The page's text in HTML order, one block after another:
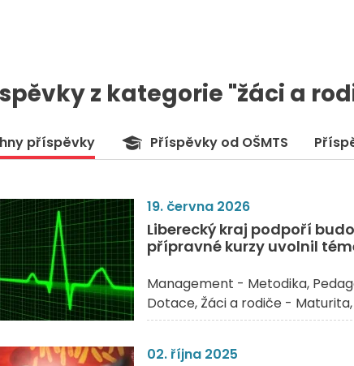
z kategorie "žáci a
příspěvky Příspěvky od OŠMTS
19. června 2026
Liberecký kraj podpoří
přípravné kurzy uvolnil
Management - Metodika
Dotace Žáci a rodiče - Maturita
02. října 2025